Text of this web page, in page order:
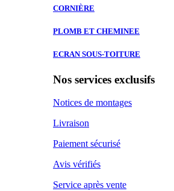
CORNIÈRE
PLOMB ET CHEMINEE
ECRAN SOUS-TOITURE
Nos services exclusifs
Notices de montages
Livraison
Paiement sécurisé
Avis vérifiés
Service après vente